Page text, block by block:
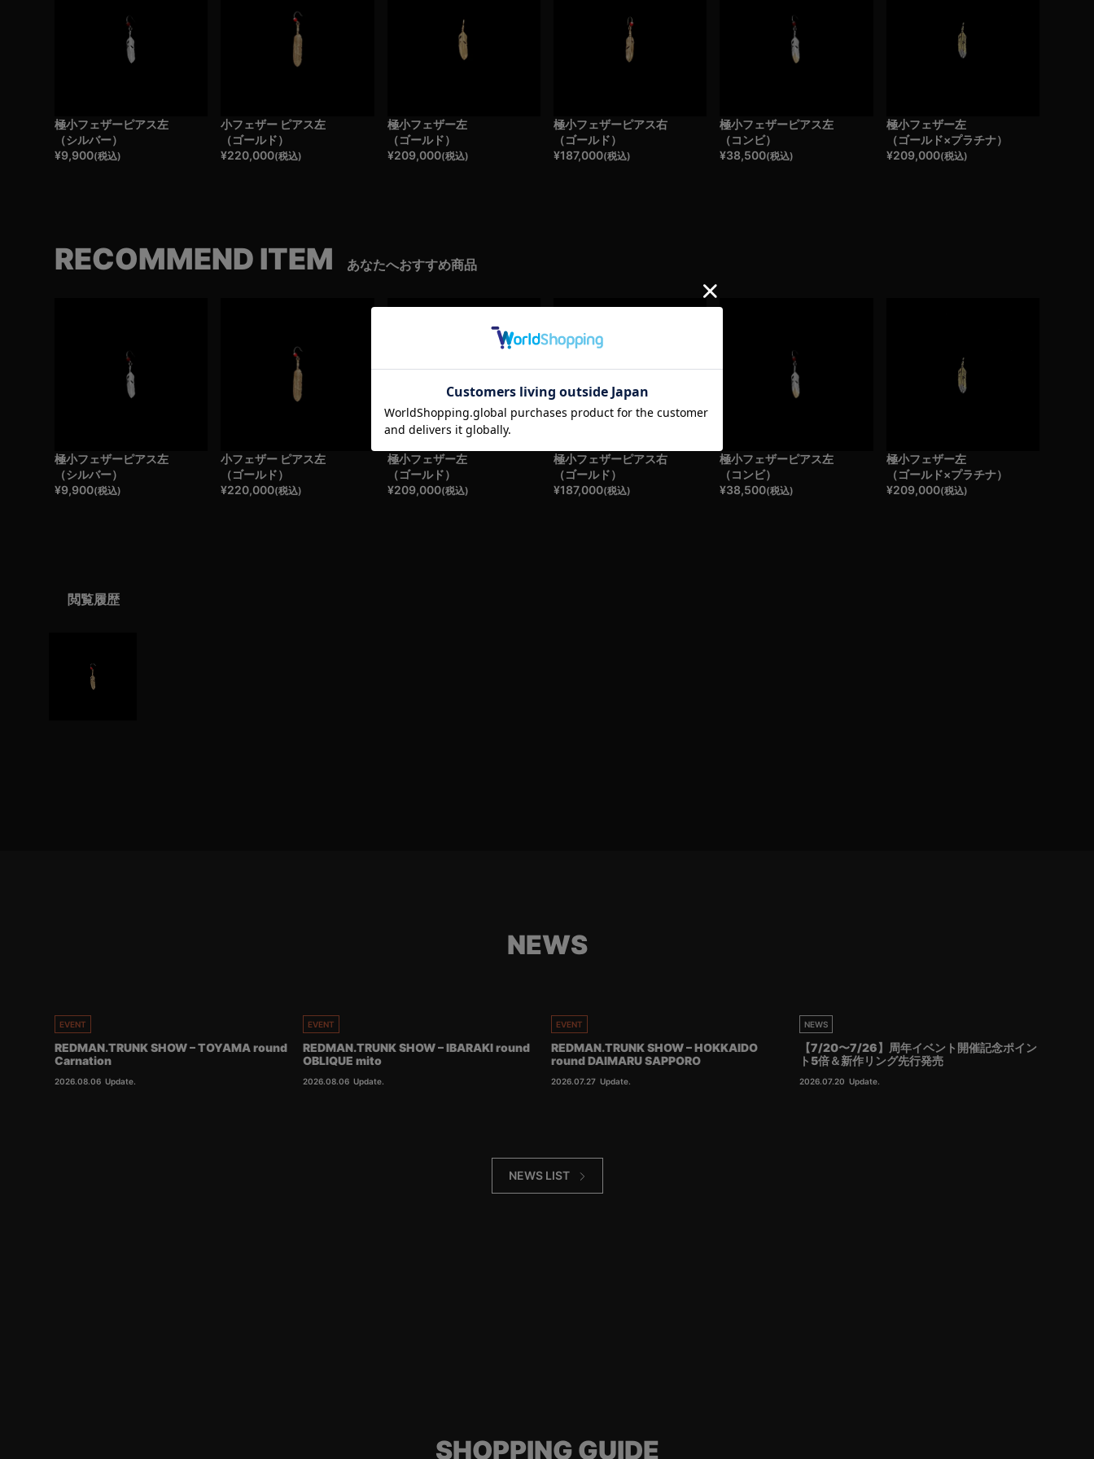
極小フェザーピアス左
（シルバー）
¥9,900(税込)
小フェザー ピアス左
（ゴールド）
¥220,000(税込)
極小フェザー左
（ゴールド）
¥209,000(税込)
極小フェザーピアス右
（ゴールド）
¥187,000(税込)
極小フェザーピアス左
（コンビ）
¥38,500(税込)
極小フェザー左
（ゴールド×プラチナ）
¥209,000(税込)
RECOMMEND ITEM あなたへおすすめ商品
極小フェザーピアス左
（シルバー）
¥9,900(税込)
小フェザー ピアス左
（ゴールド）
¥220,000(税込)
極小フェザー左
（ゴールド）
¥209,000(税込)
極小フェザーピアス右
（ゴールド）
¥187,000(税込)
極小フェザーピアス左
（コンビ）
¥38,500(税込)
極小フェザー左
（ゴールド×プラチナ）
¥209,000(税込)
閲覧履歴
NEWS
EVENT
REDMAN.TRUNK SHOW – TOYAMA round
Carnation
2026.08.06 Update.
EVENT
REDMAN.TRUNK SHOW – IBARAKI round
OBLIQUE mito
2026.08.06 Update.
EVENT
REDMAN.TRUNK SHOW – HOKKAIDO
round DAIMARU SAPPORO
2026.07.27 Update.
NEWS
【7/20〜7/26】周年イベント開催記念ポイン
ト5倍＆新作リング先行発売
2026.07.20 Update.
NEWS LIST
SHOPPING GUIDE